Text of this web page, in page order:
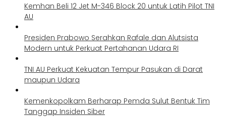
Kemhan Beli 12 Jet M-346 Block 20 untuk Latih Pilot TNI
AU
Presiden Prabowo Serahkan Rafale dan Alutsista
Modern untuk Perkuat Pertahanan Udara RI
TNI AU Perkuat Kekuatan Tempur Pasukan di Darat
maupun Udara
Kemenkopolkam Berharap Pemda Sulut Bentuk Tim
Tanggap Insiden Siber